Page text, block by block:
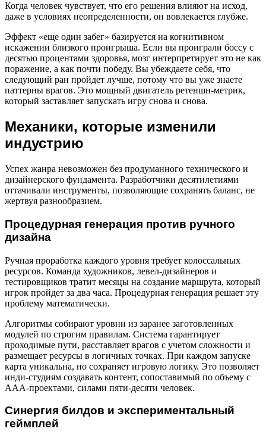
Когда человек чувствует, что его решения влияют на исход,
даже в условиях неопределенности, он вовлекается глубже.
Эффект «еще один забег» базируется на когнитивном
искажении близкого проигрыша. Если вы проиграли боссу с
десятью процентами здоровья, мозг интерпретирует это не как
поражение, а как почти победу. Вы убеждаете себя, что
следующий ран пройдет лучше, потому что вы уже знаете
паттерны врагов. Это мощный двигатель ретеншн-метрик,
который заставляет запускать игру снова и снова.
Механики, которые изменили
индустрию
Успех жанра невозможен без продуманного технического и
дизайнерского фундамента. Разработчики десятилетиями
оттачивали инструменты, позволяющие сохранять баланс, не
жертвуя разнообразием.
Процедурная генерация против ручного
дизайна
Ручная проработка каждого уровня требует колоссальных
ресурсов. Команда художников, левел-дизайнеров и
тестировщиков тратит месяцы на создание маршрута, который
игрок пройдет за два часа. Процедурная генерация решает эту
проблему математически.
Алгоритмы собирают уровни из заранее заготовленных
модулей по строгим правилам. Система гарантирует
проходимые пути, расставляет врагов с учетом сложности и
размещает ресурсы в логичных точках. При каждом запуске
карта уникальна, но сохраняет игровую логику. Это позволяет
инди-студиям создавать контент, сопоставимый по объему с
AAA-проектами, силами пяти-десяти человек.
Синергия билдов и экспериментальный
геймплей